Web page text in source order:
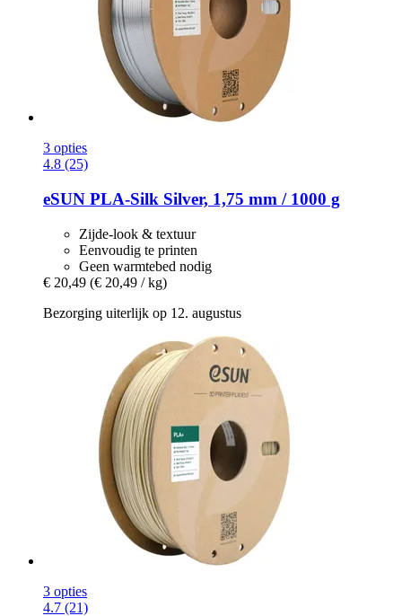
3 opties
4.8 (25)
eSUN PLA-​Silk Silver, 1,75 mm / 1000 g
Zijde-look & textuur
Eenvoudig te printen
Geen warmtebed nodig
€ 20,49 (€ 20,49 / kg)
Bezorging uiterlijk op 12. augustus
3 opties
4.7 (21)